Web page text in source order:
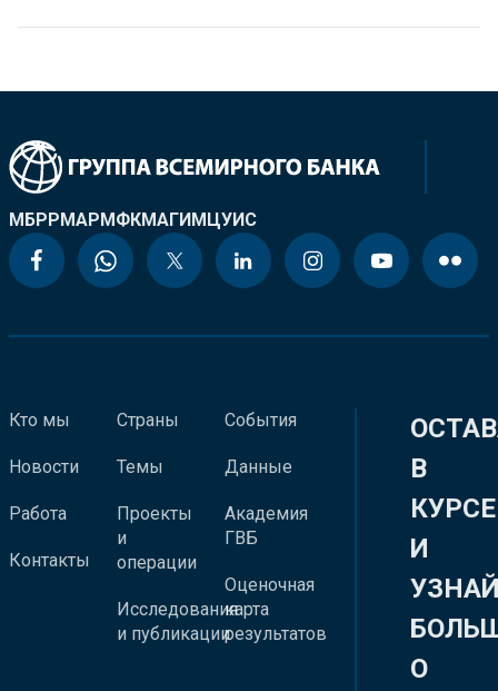
МБРРМАРМФКМАГИМЦУИС
Кто мы
Новости
Работа
Контакты
Страны
Темы
Проекты
и
операции
Исследования
и публикации
События
Данные
Академия
ГВБ
Оценочная
карта
результатов
В
КУРСЕ
И
О